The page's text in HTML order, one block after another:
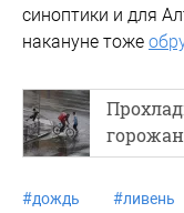
синоптики и для
накануне тоже
#дождь #ливень